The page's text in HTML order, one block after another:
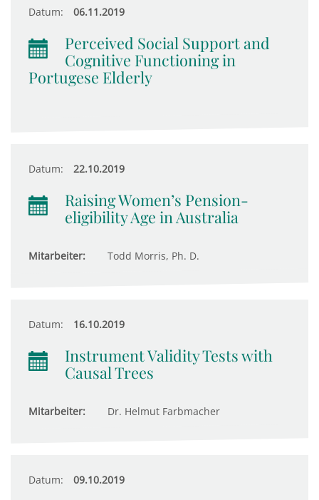
Datum: 06.11.2019
Perceived Social Support and
Cognitive Functioning in
Portugese Elderly
Datum: 22.10.2019
Raising Women’s Pension-
eligibility Age in Australia
Mitarbeiter: Todd Morris, Ph. D.
Datum: 16.10.2019
Instrument Validity Tests with
Causal Trees
Mitarbeiter: Dr. Helmut Farbmacher
Datum: 09.10.2019